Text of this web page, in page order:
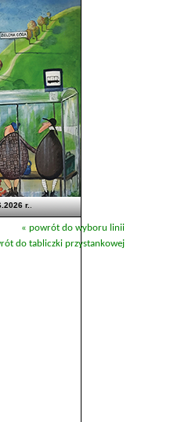
r..
« powrót do wyboru linii
do tabliczki przystankowej